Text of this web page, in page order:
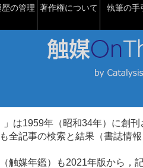
の管理 著作権について 執筆の手
」は1959年（昭和34年）に創刊
全記事の検索と結果（書誌情
触媒年鑑）も2021年版から，